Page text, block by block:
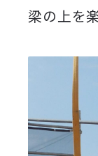
梁の上を